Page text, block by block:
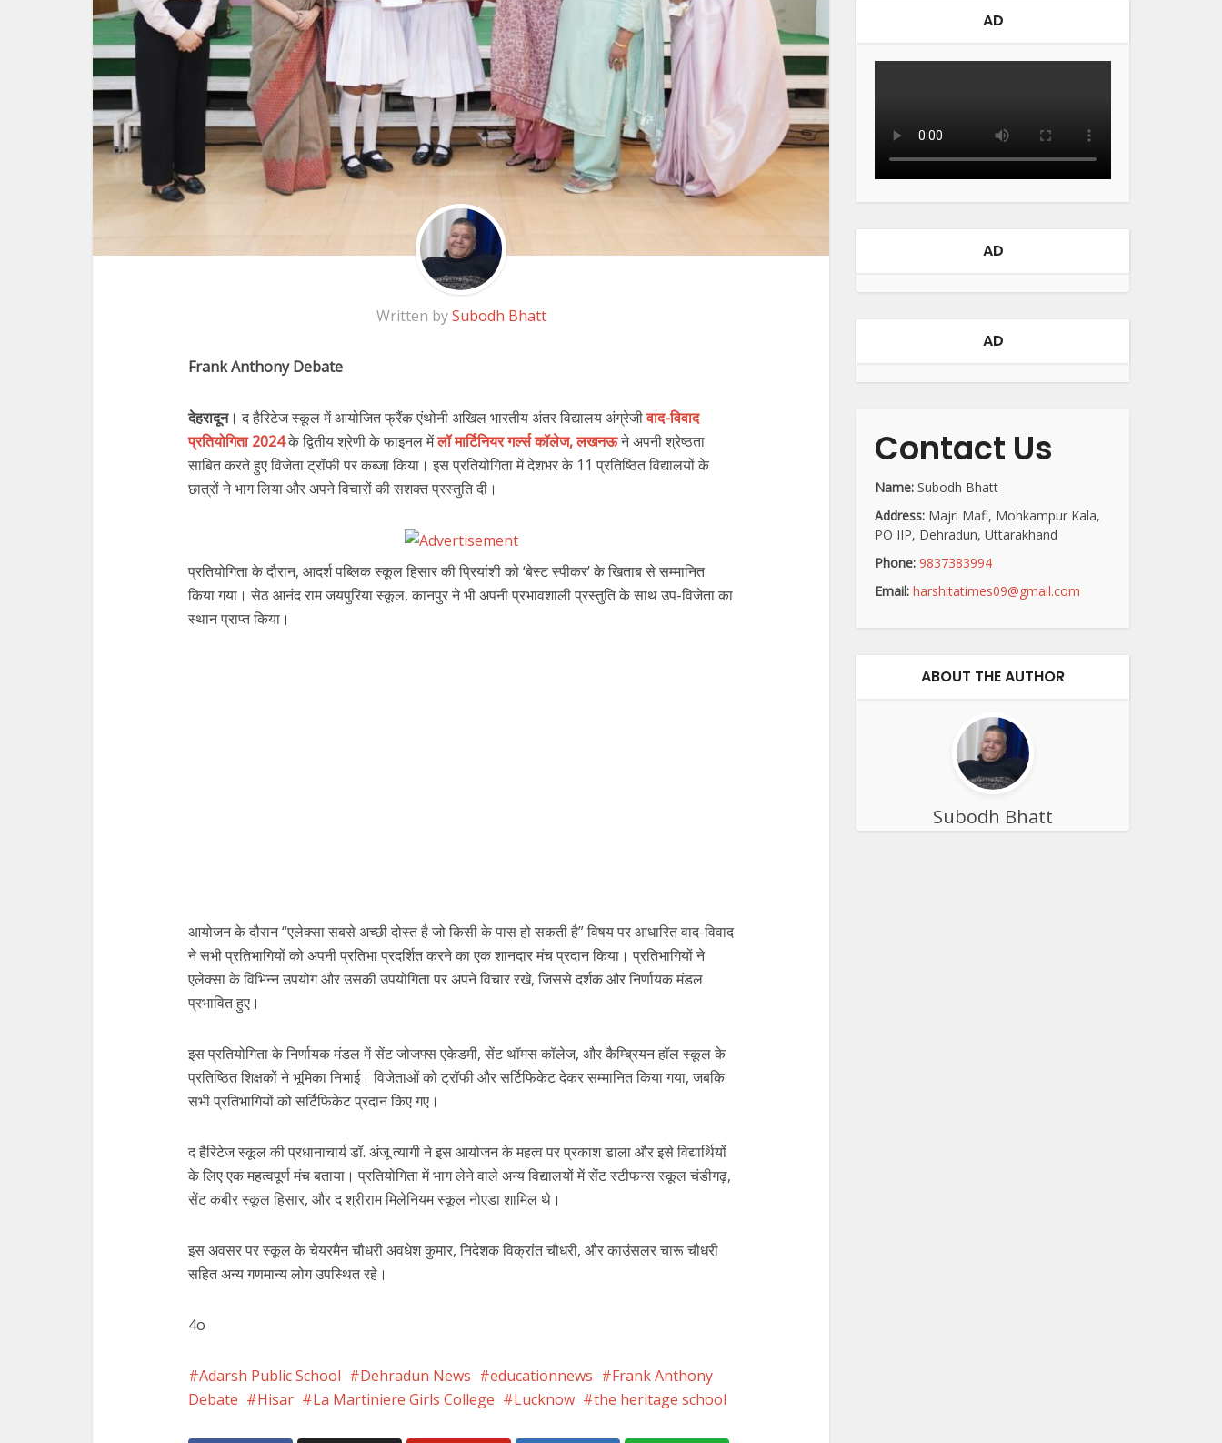
Written bySubodh Bhatt
Frank Anthony Debate
देहरादून।द हैरिटेज स्कूल में आयोजित फ्रैंक एंथोनी अखिल भारतीय अंतर विद्यालय अंग्रेजीवाद-विवाद
प्रतियोगिता 2024के द्वितीय श्रेणी के फाइनल मेंलॉ मार्टिनियर गर्ल्स कॉलेज, लखनऊने अपनी श्रेष्ठता
साबित करते हुए विजेता ट्रॉफी पर कब्जा किया। इस प्रतियोगिता में देशभर के 11 प्रतिष्ठित विद्यालयों के
छात्रों ने भाग लिया और अपने विचारों की सशक्त प्रस्तुति दी।
प्रतियोगिता के दौरान, आदर्श पब्लिक स्कूल हिसार की प्रियांशी को ‘बेस्ट स्पीकर’ के खिताब से सम्मानित
किया गया। सेठ आनंद राम जयपुरिया स्कूल, कानपुर ने भी अपनी प्रभावशाली प्रस्तुति के साथ उप-विजेता का
स्थान प्राप्त किया।
आयोजन के दौरान “एलेक्सा सबसे अच्छी दोस्त है जो किसी के पास हो सकती है” विषय पर आधारित वाद-विवाद
ने सभी प्रतिभागियों को अपनी प्रतिभा प्रदर्शित करने का एक शानदार मंच प्रदान किया। प्रतिभागियों ने
एलेक्सा के विभिन्न उपयोग और उसकी उपयोगिता पर अपने विचार रखे, जिससे दर्शक और निर्णायक मंडल
प्रभावित हुए।
इस प्रतियोगिता के निर्णायक मंडल में सेंट जोजफ्स एकेडमी, सेंट थॉमस कॉलेज, और कैम्ब्रियन हॉल स्कूल के
प्रतिष्ठित शिक्षकों ने भूमिका निभाई। विजेताओं को ट्रॉफी और सर्टिफिकेट देकर सम्मानित किया गया, जबकि
सभी प्रतिभागियों को सर्टिफिकेट प्रदान किए गए।
द हैरिटेज स्कूल की प्रधानाचार्य डॉ. अंजू त्यागी ने इस आयोजन के महत्व पर प्रकाश डाला और इसे विद्यार्थियों
के लिए एक महत्वपूर्ण मंच बताया। प्रतियोगिता में भाग लेने वाले अन्य विद्यालयों में सेंट स्टीफन्स स्कूल चंडीगढ़,
सेंट कबीर स्कूल हिसार, और द श्रीराम मिलेनियम स्कूल नोएडा शामिल थे।
इस अवसर पर स्कूल के चेयरमैन चौधरी अवधेश कुमार, निदेशक विक्रांत चौधरी, और काउंसलर चारू चौधरी
सहित अन्य गणमान्य लोग उपस्थित रहे।
4o
Adarsh ​​Public School Dehradun News educationnews
Frank Anthony
Debate
Hisar La Martiniere Girls College Lucknow the heritage school
AD
AD
AD
Contact Us
Name: Subodh Bhatt
Address: Majri Mafi, Mohkampur Kala,
PO IIP, Dehradun, Uttarakhand
Phone: 9837383994
Email: harshitatimes09@gmail.com
ABOUT THE AUTHOR
Subodh Bhatt